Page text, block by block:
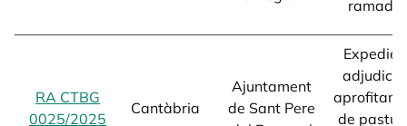
RA CTBG
0025/2025 opens in a new tab
Cantàbria
Ajuntament
de Sant Pere
de